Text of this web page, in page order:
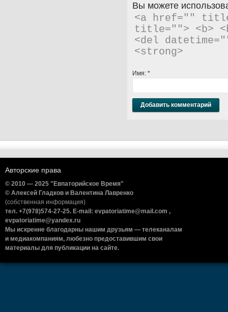
Вы можете
<a href=""
title=""> <b>
<del
<strong>
Имя: *
Авторские права
© 2010 — 2025 "Евпаторийское Время"
© Алексей Гладков и Валентина Лавренко
(собственная информация)
тел. +7(978)574-27-25. E-mail: evpatoriatime@mail.com ,
evpatoriatime@yandex.ru
Мы искренне благодарны нашим друзьям — телеканалам
и медиакомпаниям, любезно предоставившим свои
материалы для публикации на сайте.